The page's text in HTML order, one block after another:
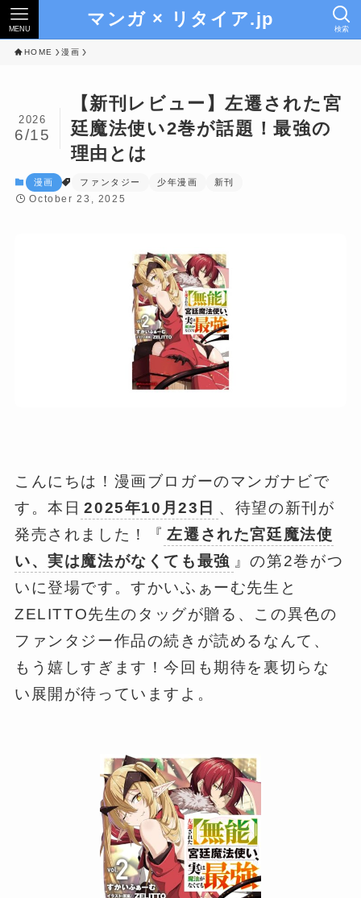
マンガ × リタイア.jp 検索
MENU
HOME 漫画
【新刊レビュー】左遷された宮
廷魔法使い2巻が話題！最強の
理由とは
2026
6/15
漫画 ファンタジー 少年漫画 新刊
October 23, 2025
こんにちは！漫画ブロガーのマンガナビで
す。本日 2025年10月23日 、待望の新刊が
発売されました！『 左遷された宮廷魔法使
い、実は魔法がなくても最強 』の第2巻がつ
いに登場です。すかいふぁーむ先生と
ZELITTO先生のタッグが贈る、この異色の
ファンタジー作品の続きが読めるなんて、
もう嬉しすぎます！今回も期待を裏切らな
い展開が待っていますよ。